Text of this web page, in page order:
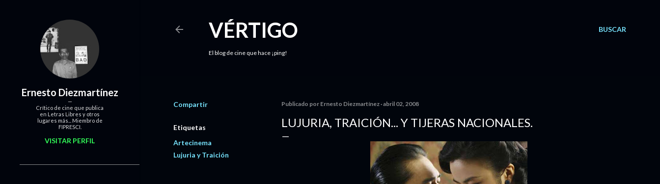
BUSCAR
VÉRTIGO
El blog de cine que hace ¡ping!
Compartir
Etiquetas
Artecinema
Lujuria y Traición
Publicado por Ernesto Diezmartínez abril 02, 2008
LUJURIA, TRAICIÓN... Y TIJERAS NACIONALES.
Ernesto Diezmartínez
Crítico de cine que publica
en Letras Libres y otros
lugares más... Miembro de
FIPRESCI.
VISITAR PERFIL